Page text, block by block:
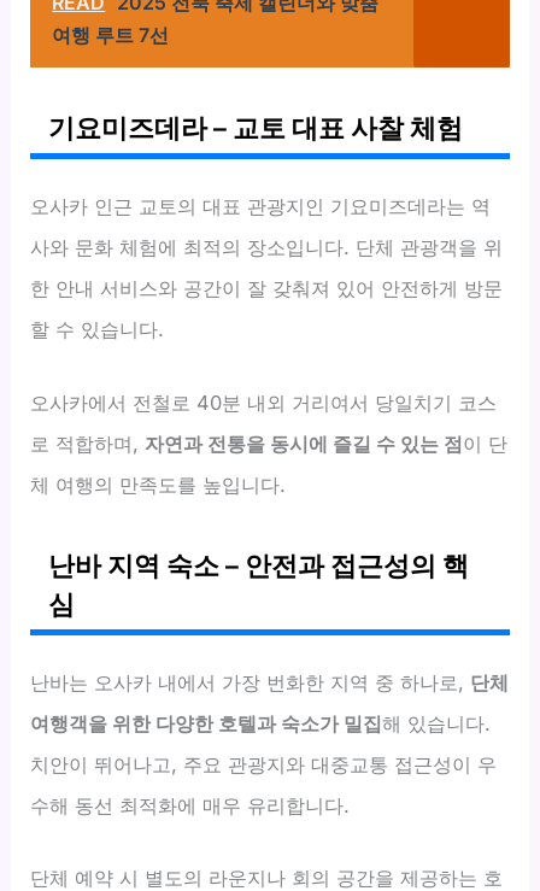
여행 루트 7선
기요미즈데라 – 교토 대표 사찰 체험
오사카 인근 교토의 대표 관광지인 기요미즈데라는 역
사와 문화 체험에 최적의 장소입니다. 단체 관광객을 위
한 안내 서비스와 공간이 잘 갖춰져 있어 안전하게 방문
할 수 있습니다.
오사카에서 전철로 40분 내외 거리여서 당일치기 코스
로 적합하며, 자연과 전통을 동시에 즐길 수 있는 점이 단
체 여행의 만족도를 높입니다.
난바 지역 숙소 – 안전과 접근성의 핵
심
난바는 오사카 내에서 가장 번화한 지역 중 하나로, 단체
여행객을 위한 다양한 호텔과 숙소가 밀집해 있습니다.
치안이 뛰어나고, 주요 관광지와 대중교통 접근성이 우
수해 동선 최적화에 매우 유리합니다.
단체 예약 시 별도의 라운지나 회의 공간을 제공하는 호